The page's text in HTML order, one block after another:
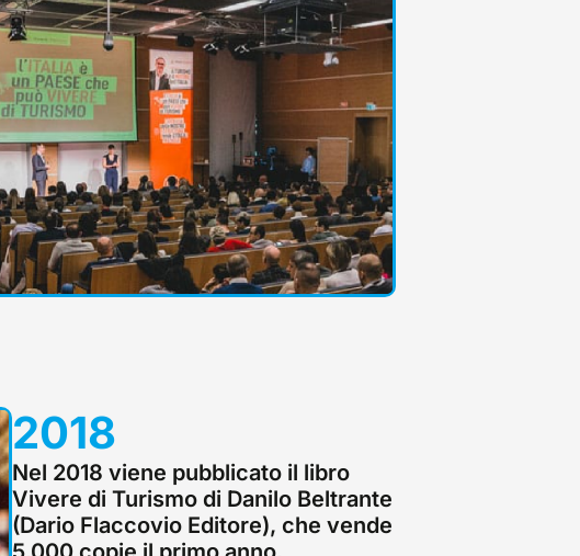
2018
Nel 2018 viene pubblicato il libro
Vivere di Turismo di Danilo Beltrante
(Dario Flaccovio Editore), che vende